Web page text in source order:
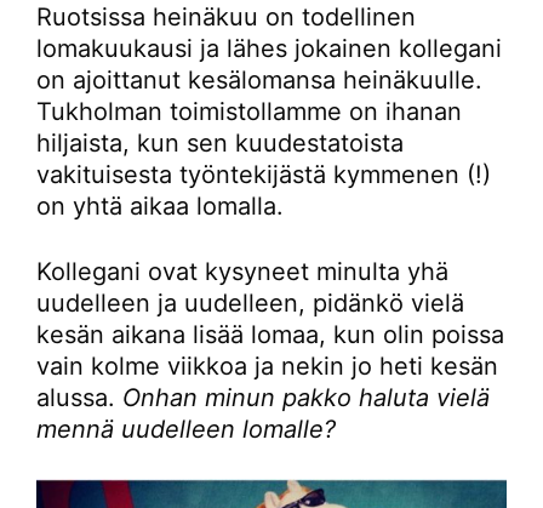
Ruotsissa heinäkuu on todellinen
lomakuukausi ja lähes jokainen kollegani
on ajoittanut kesälomansa heinäkuulle.
Tukholman toimistollamme on ihanan
hiljaista, kun sen kuudestatoista
vakituisesta työntekijästä kymmenen (!)
on yhtä aikaa lomalla.
Kollegani ovat kysyneet minulta yhä
uudelleen ja uudelleen, pidänkö vielä
kesän aikana lisää lomaa, kun olin poissa
vain kolme viikkoa ja nekin jo heti kesän
alussa. Onhan minun pakko haluta vielä
mennä uudelleen lomalle?